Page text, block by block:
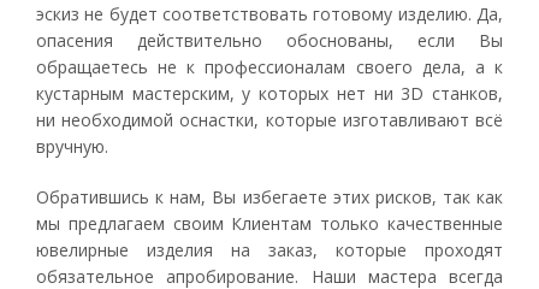
эскиз не будет соответствовать готовому изделию. Да,
опасения действительно обоснованы, если Вы
обращаетесь не к профессионалам своего дела, а к
кустарным мастерским, у которых нет ни 3D станков,
ни необходимой оснастки, которые изготавливают всё
вручную.
Обратившись к нам, Вы избегаете этих рисков, так как
мы предлагаем своим Клиентам только качественные
ювелирные изделия на заказ, которые проходят
обязательное апробирование. Наши мастера всегда